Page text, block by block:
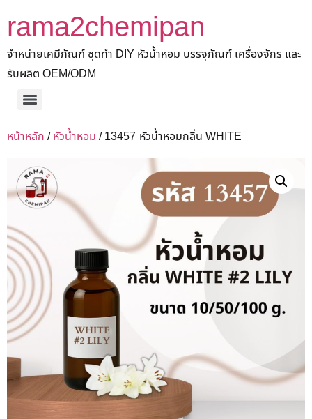
rama2chemipan
จำหน่ายเคมีภัณฑ์ ชุดทำ DIY หัวน้ำหอม บรรจุภัณฑ์ เครื่องจักร และ
รับผลิต OEM/ODM
หน้าหลัก /หัวน้ำหอม / 13457-หัวน้ำหอมกลิ่น WHITE